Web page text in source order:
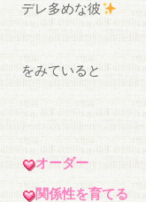
デレ多めな彼
をみていると
オーダー
関係性を育てる